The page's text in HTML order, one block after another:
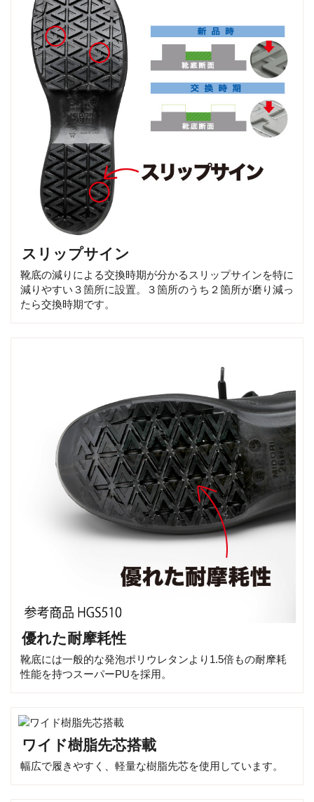
スリップサイン
靴底の減りによる交換時期が分かるスリップサインを特に
減りやすい３箇所に設置。３箇所のうち２箇所が磨り減っ
たら交換時期です。
優れた耐摩耗性
靴底には一般的な発泡ポリウレタンより1.5倍もの耐摩耗
性能を持つスーパーPUを採用。
ワイド樹脂先芯搭載
幅広で履きやすく、軽量な樹脂先芯を使用しています。